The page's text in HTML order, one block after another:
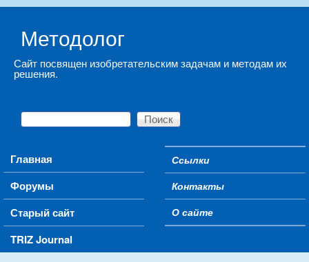
Методолог
Сайт посвящен изобретательским задачам и методам их
решения.
Форма поиска
Поиск
Main menu
Главная
Форумы
Старый сайт
TRIZ Journal
Secondary menu
Ссылки
Контакты
О сайте